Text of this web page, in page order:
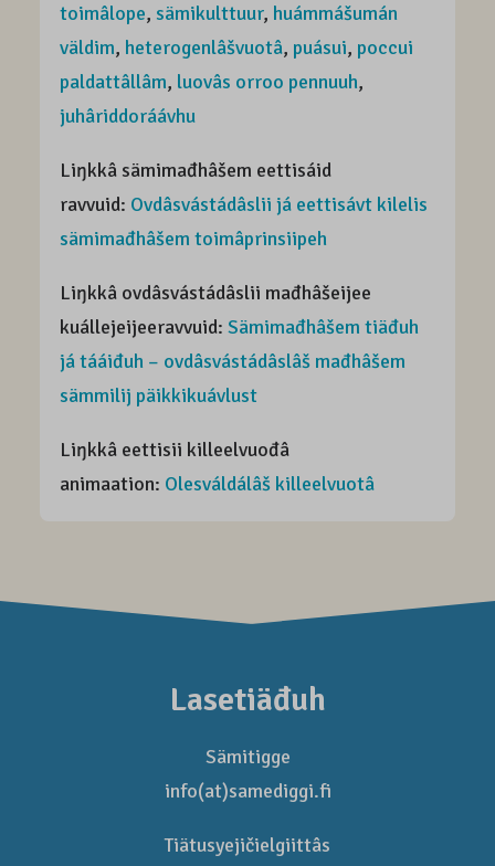
toimâlope, sämikulttuur, huámmášumán
väldim, heterogenlâšvuotâ, puásui, poccui
paldattâllâm, luovâs orroo pennuuh,
juhâriddoráávhu
Liŋkkâ sämimađhâšem eettisáid
ravvuid: Ovdâsvástádâslii já eettisávt kilelis
sämimađhâšem toimâprinsiipeh
Liŋkkâ ovdâsvástádâslii mađhâšeijee
kuállejeijeeravvuid: Sämimađhâšem tiäđuh
já tááiđuh – ovdâsvástádâslâš mađhâšem
sämmilij päikkikuávlust
Liŋkkâ eettisii killeelvuođâ
animaation: Olesváldálâš killeelvuotâ
Lasetiäđuh
Sämitigge
info(at)samediggi.fi
Tiätusyejičielgiittâs